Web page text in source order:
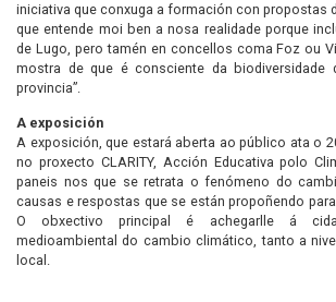
iniciativa que conxuga a formación con propostas
que entende moi ben a nosa realidade porque
de Lugo, pero tamén en concellos coma Foz ou
mostra de que é consciente da biodiversidade
provincia”.
A exposición
A exposición, que estará aberta ao público ata o
no proxecto CLARITY, Acción Educativa polo
paneis nos que se retrata o fenómeno do
causas e respostas que se están propoñendo
O obxectivo principal é achegarlle á
medioambiental do cambio climático, tanto a
local.